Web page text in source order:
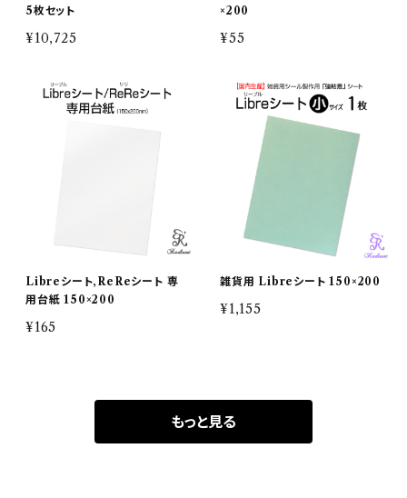
5枚セット
¥10,725
×200
¥55
Libreシート,ReReシート 専
用台紙 150×200
¥165
雑貨用 Libreシート 150×200
¥1,155
もっと見る